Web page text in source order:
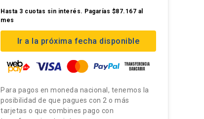
Hasta 3 cuotas sin interés. Pagarías $87.167 al
mes
Ir a la próxima fecha disponible
Para pagos en moneda nacional, tenemos la
posibilidad de que pagues con 2 o más
tarjetas o que combines pago con